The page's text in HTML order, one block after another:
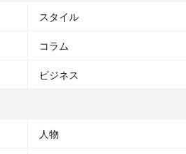
スタイル
コラム
ビジネス
人物